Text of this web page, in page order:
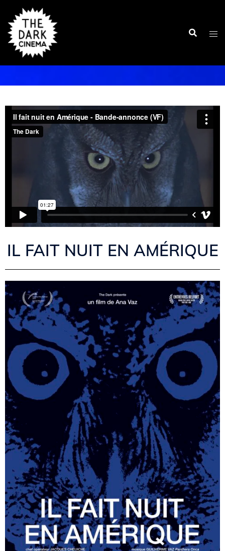
IL FAIT NUIT EN AMÉRIQUE